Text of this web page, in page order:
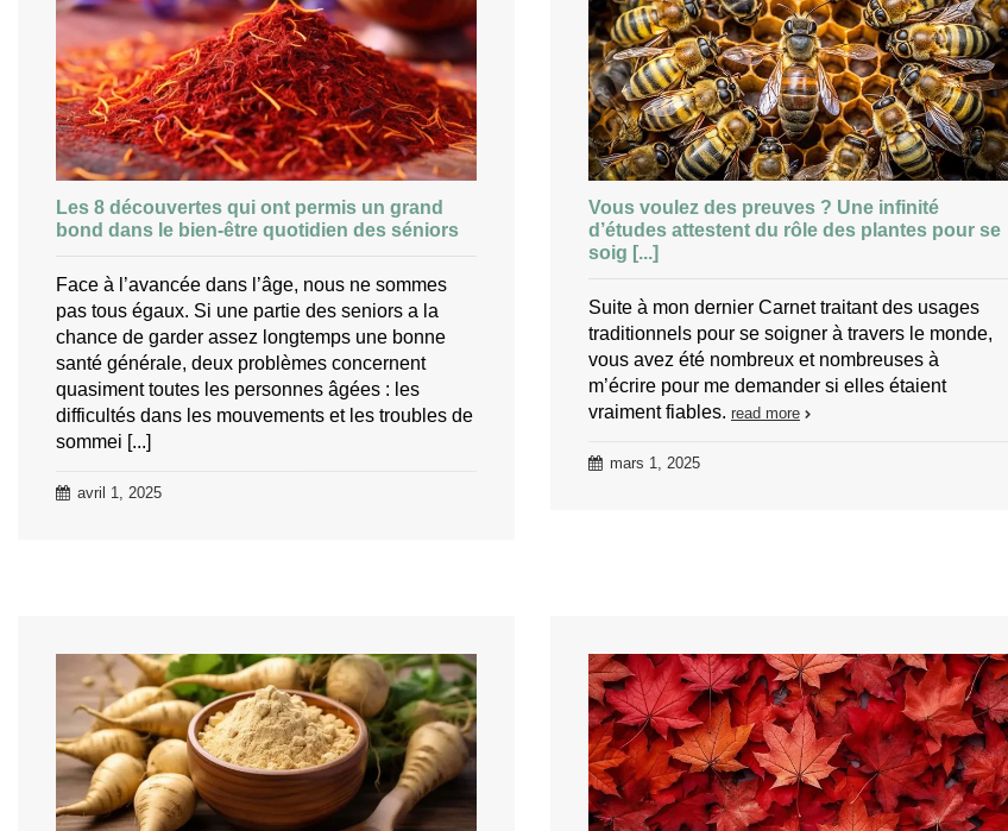
Les 8 découvertes qui ont permis un grand
bond dans le bien-être quotidien des séniors
Face à l’avancée dans l’âge, nous ne sommes
pas tous égaux. Si une partie des seniors a la
chance de garder assez longtemps une bonne
santé générale, deux problèmes concernent
quasiment toutes les personnes âgées : les
difficultés dans les mouvements et les troubles de
sommei [...]
avril 1, 2025
Vous voulez des preuves ? Une infinité
d’études attestent du rôle des plantes pour se
soig [...]
Suite à mon dernier Carnet traitant des usages
traditionnels pour se soigner à travers le monde,
vous avez été nombreux et nombreuses à
m’écrire pour me demander si elles étaient
vraiment fiables. read more
mars 1, 2025